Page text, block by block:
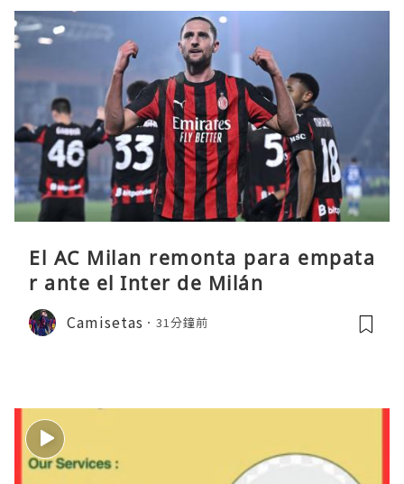
El AC Milan remonta para empata
r ante el Inter de Milán
Camisetas 31分鐘前